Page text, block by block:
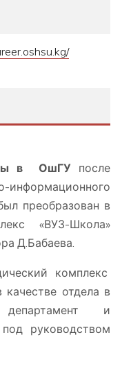
в ОшГУпосле
информационного
преобразован в
«ВУЗ-Школа»
Д.Бабаева.
комплекс
отдела в
департамент и
руководством